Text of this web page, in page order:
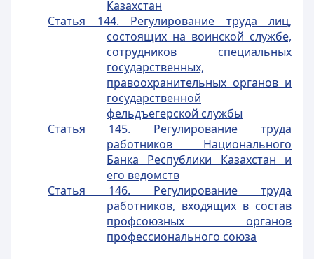
Казахстан
Статья 144. Регулирование труда лиц,
состоящих на воинской службе,
сотрудников специальных
государственных,
правоохранительных органов и
государственной
фельдъегерской службы
Статья 145. Регулирование труда
работников Национального
Банка Республики Казахстан и
его ведомств
Статья 146. Регулирование труда
работников, входящих в состав
профсоюзных органов
профессионального союза